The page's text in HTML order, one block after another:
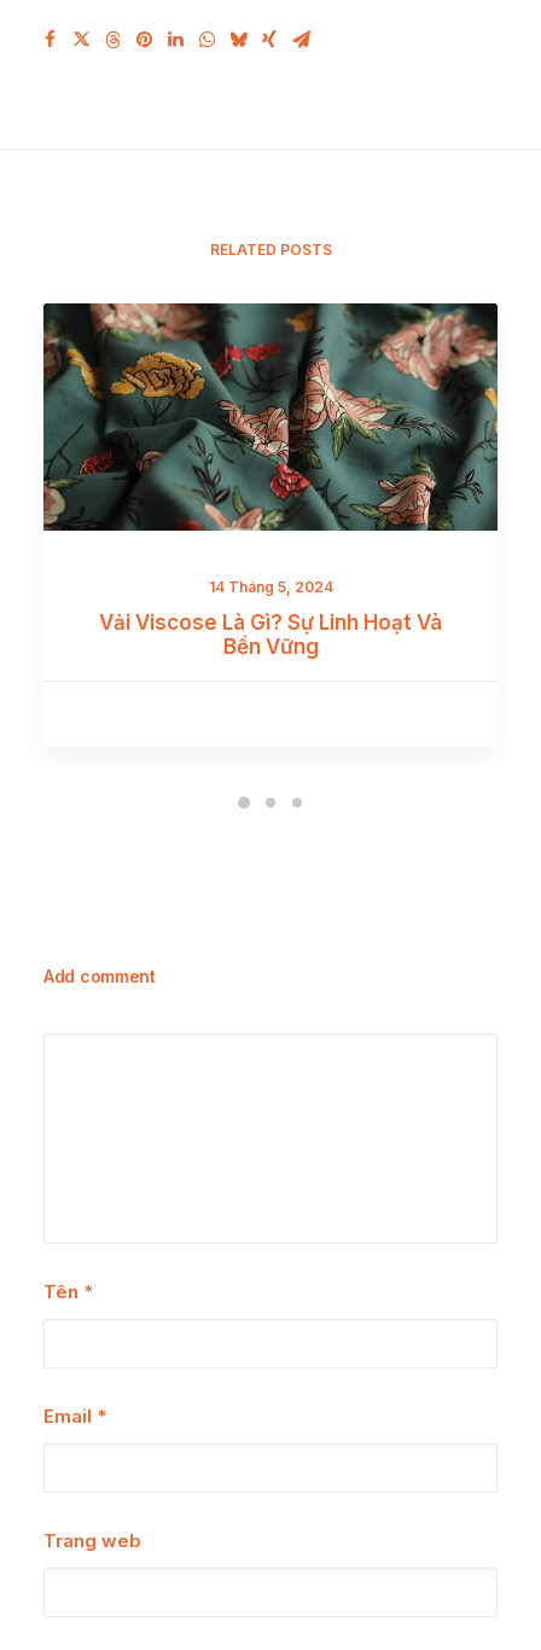
RELATED POSTS
14 Tháng 5, 2024
Vải Viscose Là Gì? Sự Linh Hoạt Và
Bền Vững
Add comment
Tên *
Email *
Trang web